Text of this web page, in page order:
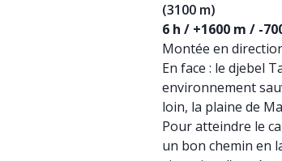
(3100 m)
6 h / +1600 m / -
Montée en
En face : le djebel
environnement
loin, la plaine de
Pour atteindre le
un bon chemin en